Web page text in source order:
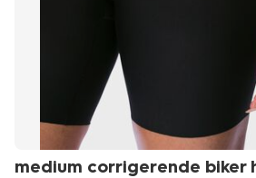
medium corrigerende biker